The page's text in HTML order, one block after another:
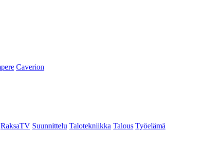
Caverion
RaksaTV Suunnittelu Talotekniikka Talous Työelämä